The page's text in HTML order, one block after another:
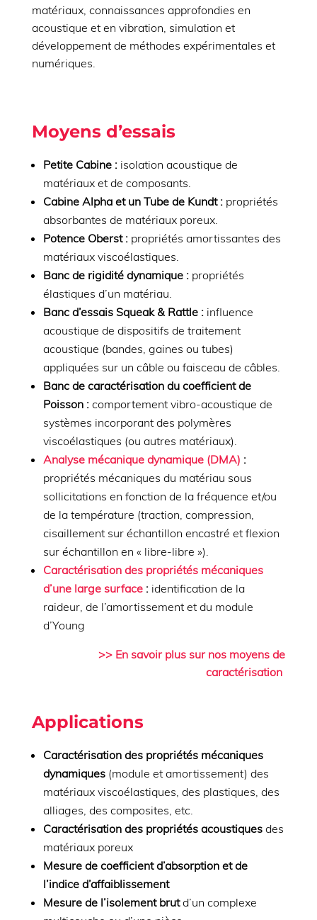
matériaux, connaissances approfondies en
acoustique et en vibration, simulation et
développement de méthodes expérimentales et
numériques.
Moyens d’essais
Petite Cabine : isolation acoustique de
matériaux et de composants.
Cabine Alpha et un Tube de Kundt : propriétés
absorbantes de matériaux poreux.
Potence Oberst : propriétés amortissantes des
matériaux viscoélastiques.
Banc de rigidité dynamique : propriétés
élastiques d’un matériau.
Banc d’essais Squeak & Rattle : influence
acoustique de dispositifs de traitement
acoustique (bandes, gaines ou tubes)
appliquées sur un câble ou faisceau de câbles.
Banc de caractérisation du coefficient de
Poisson : comportement vibro-acoustique de
systèmes incorporant des polymères
viscoélastiques (ou autres matériaux).
Analyse mécanique dynamique (DMA) :
propriétés mécaniques du matériau sous
sollicitations en fonction de la fréquence et/ou
de la température (traction, compression,
cisaillement sur échantillon encastré et flexion
sur échantillon en « libre-libre »).
Caractérisation des propriétés mécaniques
d’une large surface:identification de la
raideur, de l’amortissement et du module
d’Young
>> En savoir plus sur nos moyens de
caractérisation
Applications
Caractérisation des propriétés mécaniques
dynamiques(module et amortissement) des
matériaux viscoélastiques, des plastiques, des
alliages, des composites, etc.
Caractérisation des propriétés acoustiquesdes
matériaux poreux
Mesure de coefficient d’absorption et de
l’indice d’affaiblissement
Mesure de l’isolement brutd’un complexe